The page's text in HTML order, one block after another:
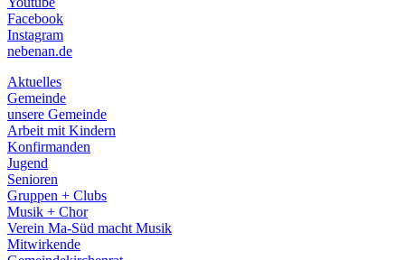
Facebook
Instagram
nebenan.de
Aktuelles
Gemeinde
unsere Gemeinde
Arbeit mit Kindern
Konfirmanden
Jugend
Senioren
Gruppen + Clubs
Musik + Chor
Verein Ma-Süd macht Musik
Mitwirkende